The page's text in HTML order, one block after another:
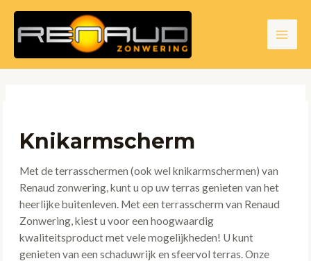
naar
inhoud
Main
Knikarmscherm
Met de terrasschermen (ook wel knikarmschermen) van
Renaud zonwering, kunt u op uw terras genieten van het
heerlijke buitenleven. Met een terrasscherm van Renaud
Zonwering, kiest u voor een hoogwaardig
kwaliteitsproduct met vele mogelijkheden! U kunt
genieten van een schaduwrijk en sfeervol terras. Onze